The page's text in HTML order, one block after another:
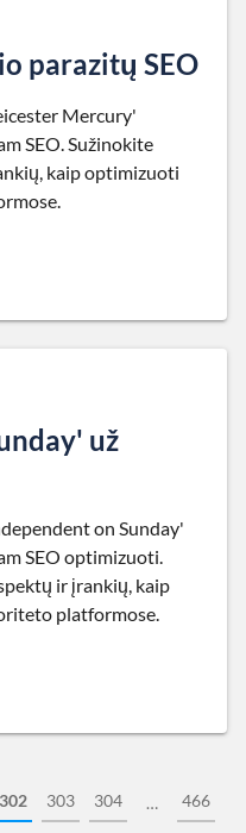
parazitų SEO
Mercury'
SEO. Sužinokite
kaip optimizuoti
už
on Sunday'
SEO optimizuoti.
ir įrankių, kaip
platformose.
302 303 304 … 466